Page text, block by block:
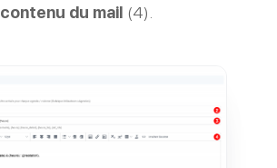
contenu du mail (4).